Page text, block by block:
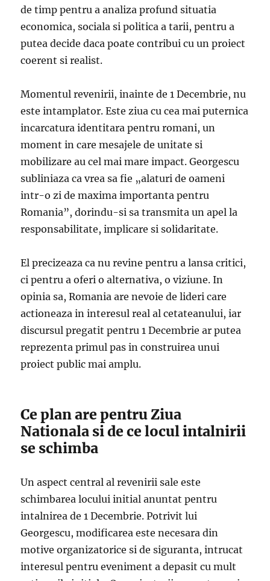
de timp pentru a analiza profund situatia
economica, sociala si politica a tarii, pentru a
putea decide daca poate contribui cu un proiect
coerent si realist.
Momentul revenirii, inainte de 1 Decembrie, nu
este intamplator. Este ziua cu cea mai puternica
incarcatura identitara pentru romani, un
moment in care mesajele de unitate si
mobilizare au cel mai mare impact. Georgescu
subliniaza ca vrea sa fie „alaturi de oameni
intr-o zi de maxima importanta pentru
Romania”, dorindu-si sa transmita un apel la
responsabilitate, implicare si solidaritate.
El precizeaza ca nu revine pentru a lansa critici,
ci pentru a oferi o alternativa, o viziune. In
opinia sa, Romania are nevoie de lideri care
actioneaza in interesul real al cetateanului, iar
discursul pregatit pentru 1 Decembrie ar putea
reprezenta primul pas in construirea unui
proiect public mai amplu.
Ce plan are pentru Ziua
Nationala si de ce locul intalnirii
se schimba
Un aspect central al revenirii sale este
schimbarea locului initial anuntat pentru
intalnirea de 1 Decembrie. Potrivit lui
Georgescu, modificarea este necesara din
motive organizatorice si de siguranta, intrucat
interesul pentru eveniment a depasit cu mult